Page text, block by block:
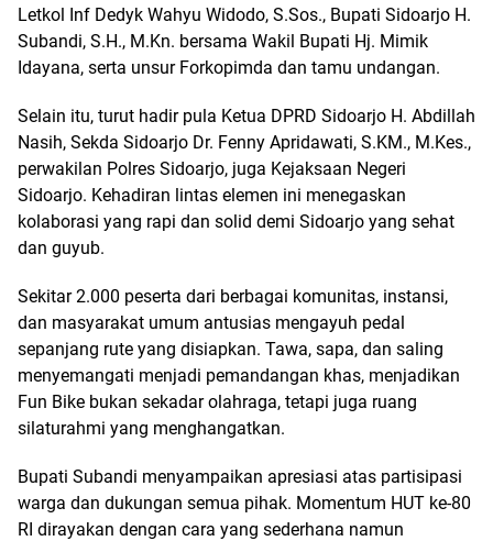
Letkol Inf Dedyk Wahyu Widodo, S.Sos., Bupati Sidoarjo H.
Subandi, S.H., M.Kn. bersama Wakil Bupati Hj. Mimik
Idayana, serta unsur Forkopimda dan tamu undangan.
Selain itu, turut hadir pula Ketua DPRD Sidoarjo H. Abdillah
Nasih, Sekda Sidoarjo Dr. Fenny Apridawati, S.KM., M.Kes.,
perwakilan Polres Sidoarjo, juga Kejaksaan Negeri
Sidoarjo. Kehadiran lintas elemen ini menegaskan
kolaborasi yang rapi dan solid demi Sidoarjo yang sehat
dan guyub.
Sekitar 2.000 peserta dari berbagai komunitas, instansi,
dan masyarakat umum antusias mengayuh pedal
sepanjang rute yang disiapkan. Tawa, sapa, dan saling
menyemangati menjadi pemandangan khas, menjadikan
Fun Bike bukan sekadar olahraga, tetapi juga ruang
silaturahmi yang menghangatkan.
Bupati Subandi menyampaikan apresiasi atas partisipasi
warga dan dukungan semua pihak. Momentum HUT ke-80
RI dirayakan dengan cara yang sederhana namun